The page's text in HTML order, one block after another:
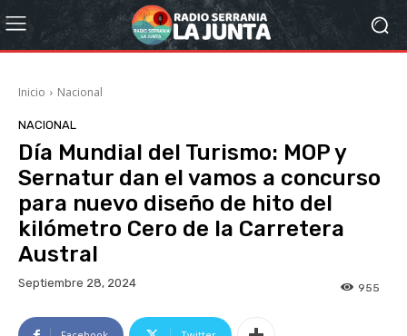
Inicio Nacional
NACIONAL
Día Mundial del Turismo: MOP y
Sernatur dan el vamos a concurso
para nuevo diseño de hito del
kilómetro Cero de la Carretera
Austral
Septiembre 28, 2024 955